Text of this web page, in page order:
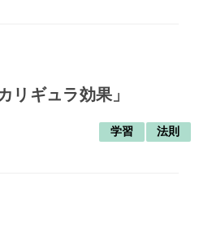
リギュラ効果」
学習 法則